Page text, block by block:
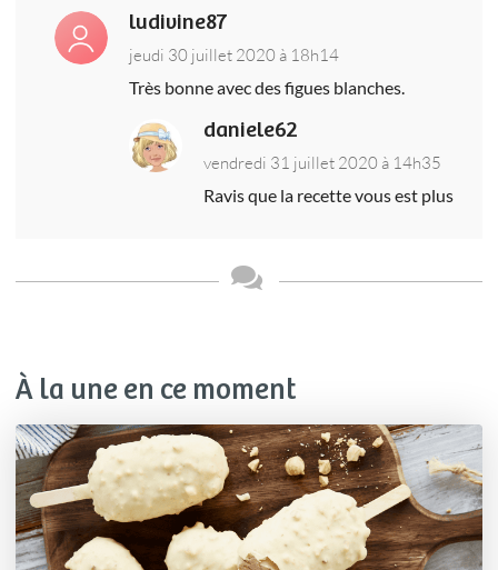
ludivine87
jeudi 30 juillet 2020 à 18h14
Très bonne avec des figues blanches.
daniele62
vendredi 31 juillet 2020 à 14h35
Ravis que la recette vous est plus
À la une en ce moment